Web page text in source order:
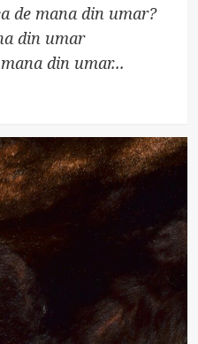
de mana din umar?
din umar
din umar...